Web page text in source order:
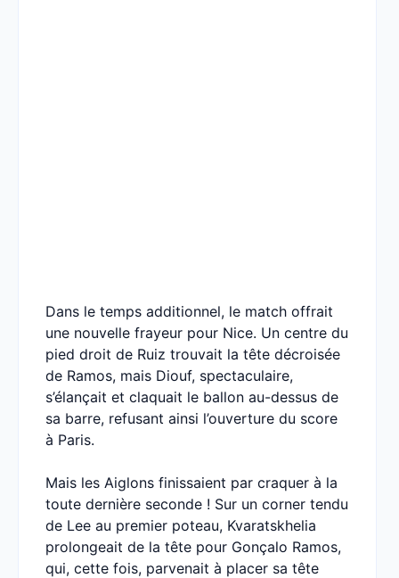
Dans le temps additionnel, le match offrait
une nouvelle frayeur pour Nice. Un centre du
pied droit de Ruiz trouvait la tête décroisée
de Ramos, mais Diouf, spectaculaire,
s’élançait et claquait le ballon au-dessus de
sa barre, refusant ainsi l’ouverture du score
à Paris.
Mais les Aiglons finissaient par craquer à la
toute dernière seconde ! Sur un corner tendu
de Lee au premier poteau, Kvaratskhelia
prolongeait de la tête pour Gonçalo Ramos,
qui, cette fois, parvenait à placer sa tête